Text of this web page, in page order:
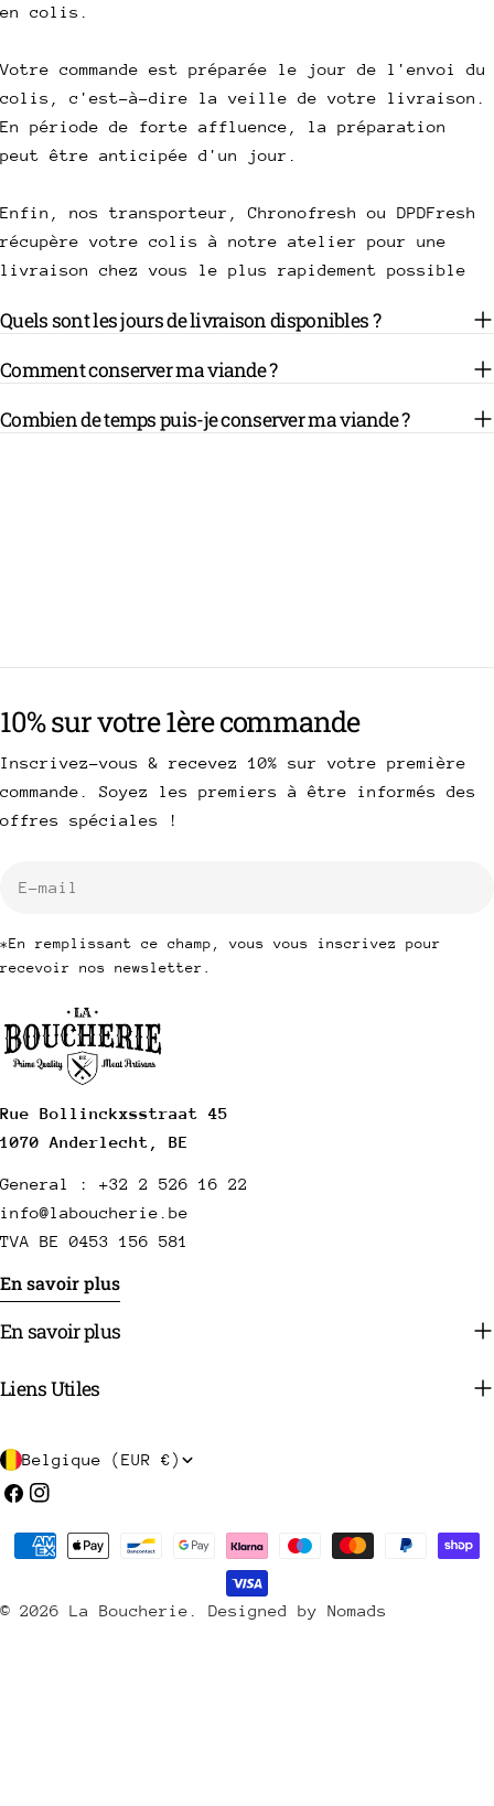
en colis.
Votre commande est préparée le jour de l'envoi du
colis, c'est-à-dire la veille de votre livraison.
En période de forte affluence, la préparation
peut être anticipée d'un jour.
Enfin, nos transporteur, Chronofresh ou DPDFresh
récupère votre colis à notre atelier pour une
livraison chez vous le plus rapidement possible
Quels sont les jours de livraison disponibles ?
Comment conserver ma viande ?
Combien de temps puis-je conserver ma viande ?
Rue Bollinckxsstraat 45
1070 Anderlecht, BE
General : +32 2 526 16 22
info@laboucherie.be
TVA BE 0453 156 581
En savoir plus
En savoir plus
Liens Utiles
10% sur votre 1ère commande
Inscrivez-vous & recevez 10% sur votre première
commande. Soyez les premiers à être informés des
offres spéciales !
*En remplissant ce champ, vous vous inscrivez pour
recevoir nos newsletter.
P
a
/
Belgique (EUR €)
Facebook
Instagram
© 2026 La Boucherie Designed by Nomads
Méthodes
payement